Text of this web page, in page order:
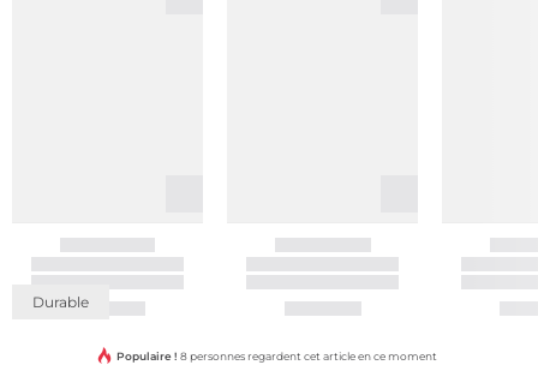
Durable
Populaire ! 8 personnes regardent cet article en ce moment